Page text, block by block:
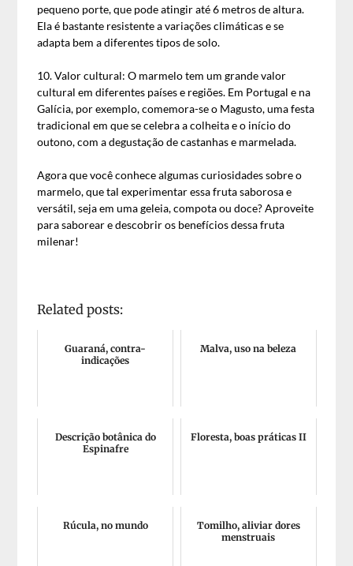
pequeno porte, que pode atingir até 6 metros de altura.
Ela é bastante resistente a variações climáticas e se
adapta bem a diferentes tipos de solo.
10. Valor cultural: O marmelo tem um grande valor
cultural em diferentes países e regiões. Em Portugal e na
Galícia, por exemplo, comemora-se o Magusto, uma festa
tradicional em que se celebra a colheita e o início do
outono, com a degustação de castanhas e marmelada.
Agora que você conhece algumas curiosidades sobre o
marmelo, que tal experimentar essa fruta saborosa e
versátil, seja em uma geleia, compota ou doce? Aproveite
para saborear e descobrir os benefícios dessa fruta
milenar!
Related posts:
Guaraná, contra-
indicações
Malva, uso na beleza
Descrição botânica do
Espinafre
Floresta, boas práticas II
Rúcula, no mundo
Tomilho, aliviar dores
menstruais